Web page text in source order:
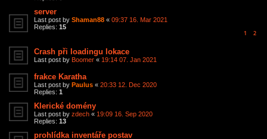
server
Last post by Shaman88 « 09:37 16. Mar 2021
Replies: 15
1 2
Crash při loadingu lokace
Last post by Boomer « 19:14 07. Jan 2021
frakce Karatha
Last post by Paulus « 20:33 12. Dec 2020
Replies: 1
Klerické domény
Last post by zdech « 19:09 16. Sep 2020
Replies: 13
prohlídka inventáře postav